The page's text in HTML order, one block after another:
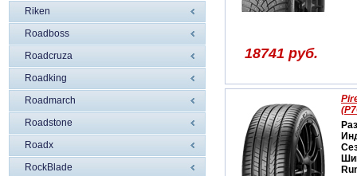
Riken
Roadboss
Roadcruza
Roadking
Roadmarch
Roadstone
Roadx
RockBlade
18741 руб.